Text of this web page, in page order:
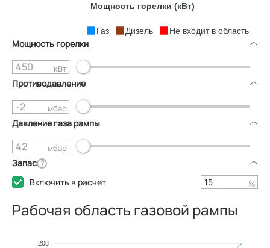
Мощность горелки (кВт)
Газ Дизель Не входит в область
Рабочая область газовой рампы
208
Мощность горелки
кВт
Противодавление
мбар
Давление газа рампы
мбар
Запас ?
Включить в расчет %